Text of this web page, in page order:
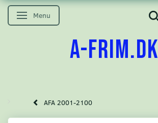
Skifte navigation
Menu
A-FRIM.DK
AFA 2001-2100